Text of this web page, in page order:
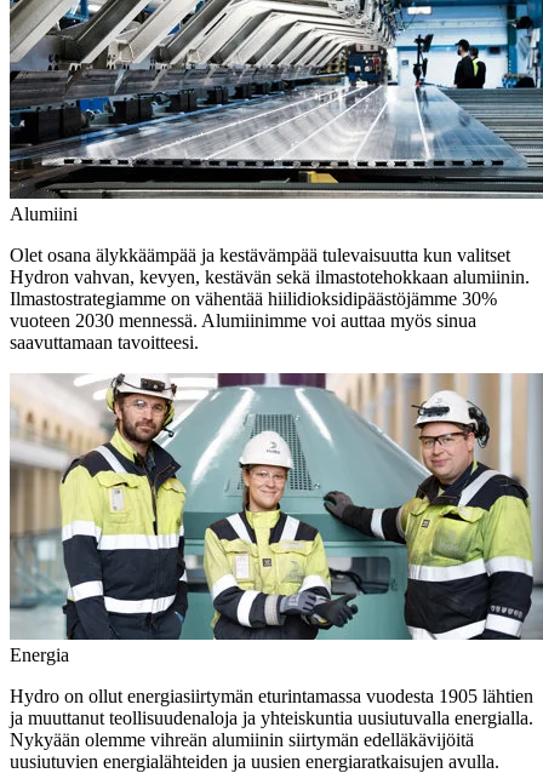
Alumiini
Olet osana älykkäämpää ja kestävämpää tulevaisuutta kun valitset
Hydron vahvan, kevyen, kestävän sekä ilmastotehokkaan alumiinin.
Ilmastostrategiamme on vähentää hiilidioksidipäästöjämme 30%
vuoteen 2030 mennessä. Alumiinimme voi auttaa myös sinua
saavuttamaan tavoitteesi.
Energia
Hydro on ollut energiasiirtymän eturintamassa vuodesta 1905 lähtien
ja muuttanut teollisuudenaloja ja yhteiskuntia uusiutuvalla energialla.
Nykyään olemme vihreän alumiinin siirtymän edelläkävijöitä
uusiutuvien energialähteiden ja uusien energiaratkaisujen avulla.